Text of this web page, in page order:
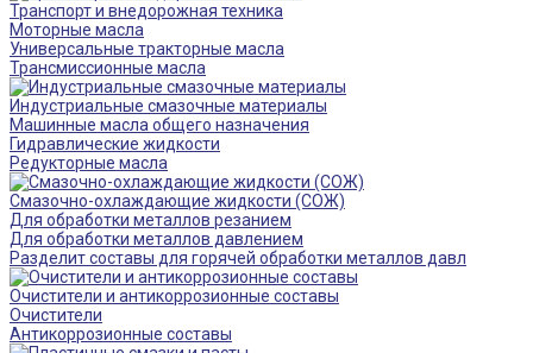
Транспорт и внедорожная техника
Моторные масла
Универсальные тракторные масла
Трансмиссионные масла
Индустриальные смазочные материалы
Машинные масла общего назначения
Гидравлические жидкости
Редукторные масла
Смазочно-охлаждающие жидкости (СОЖ)
Для обработки металлов резанием
Для обработки металлов давлением
Разделит составы для горячей обработки металлов давл
Очистители и антикоррозионные составы
Очистители
Антикоррозионные составы